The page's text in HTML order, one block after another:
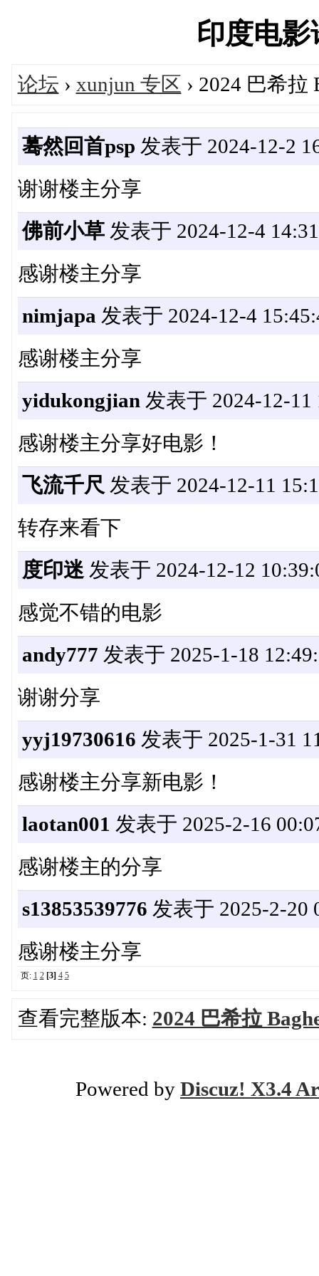
印度电
论坛 › xunjun 专区 › 2024 巴希拉
蓦然回首psp 发表于 2024-12-2
谢谢楼主分享
佛前小草发表于 2024-12-4
感谢楼主分享
nimjapa 发表于 2024-12-4
感谢楼主分享
yidukongjian 发表于 2024-12-11
感谢楼主分享好电影！
飞流千尺 发表于 2024-12-11
转存来看下
度印迷 发表于 2024-12-12
感觉不错的电影
andy777 发表于 2025-1-18
谢谢分享
yyj19730616 发表于 2025-1-31
感谢楼主分享新电影！
laotan001 发表于 2025-2-16
感谢楼主的分享
s13853539776 发表于 2025-2-20
感谢楼主分享
页: 1 2 [3] 4 5
查看完整版本: 2024 巴希拉
Powered by Discuz! X3.4